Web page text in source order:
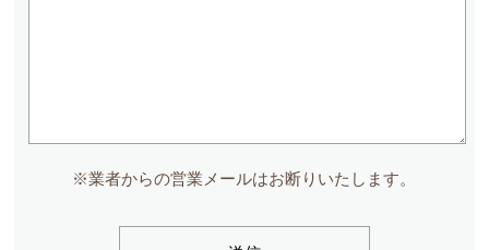
※業者からの営業メールはお断りいたします。